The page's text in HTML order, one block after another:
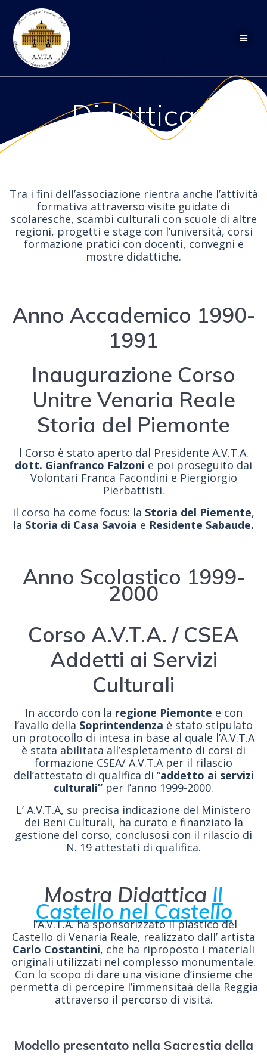
Didattica
Tra i fini dell’associazione rientra anche l’attività
formativa attraverso visite guidate di
scolaresche, scambi culturali con scuole di altre
regioni, progetti e stage con l’università, corsi
formazione pratici con docenti, convegni e
mostre didattiche.
Anno Accademico 1990-
1991
Inaugurazione Corso
Unitre Venaria Reale
Storia del Piemonte
l Corso è stato aperto dal Presidente A.V.T.A.
dott. Gianfranco Falzoni e poi proseguito dai
Volontari Franca Facondini e Piergiorgio
Pierbattisti.
Il corso ha come focus: la Storia del Piemente,
la Storia di Casa Savoia e Residente Sabaude.
Anno Scolastico 1999-
2000
Corso A.V.T.A. / CSEA
Addetti ai Servizi
Culturali
In accordo con la regione Piemonte e con
l’avallo della Soprintendenza è stato stipulato
un protocollo di intesa in base al quale l’A.V.T.A
è stata abilitata all’espletamento di corsi di
formazione CSEA/ A.V.T.A per il rilascio
dell’attestato di qualifica di “addetto ai servizi
culturali” per l’anno 1999-2000.
L’ A.V.T.A, su precisa indicazione del Ministero
dei Beni Culturali, ha curato e finanziato la
gestione del corso, conclusosi con il rilascio di
N. 19 attestati di qualifica.
Mostra Didattica Il
Castello nel Castello
l’A.V.T.A. ha sponsorizzato il plastico del
Castello di Venaria Reale, realizzato dall’ artista
Carlo Costantini, che ha riproposto i materiali
originali utilizzati nel complesso monumentale.
Con lo scopo di dare una visione d’insieme che
permetta di percepire l’immensitaà della Reggia
attraverso il percorso di visita.
Modello presentato nella Sacrestia della